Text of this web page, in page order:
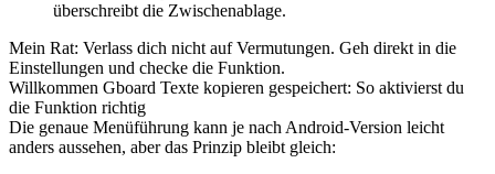
überschreibt die Zwischenablage.
Mein Rat: Verlass dich nicht auf Vermutungen. Geh direkt in die
Einstellungen und checke die Funktion.
Willkommen Gboard Texte kopieren gespeichert: So aktivierst du
die Funktion richtig
Die genaue Menüführung kann je nach Android-Version leicht
anders aussehen, aber das Prinzip bleibt gleich: